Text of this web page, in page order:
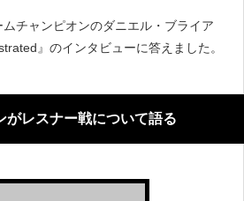
チャンピオンのダニエル・ブライア
』のインタビューに答えました。
がレスナー戦について語る